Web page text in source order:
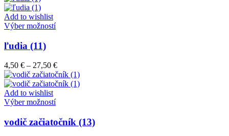
vybrať
na
Add to wishlist
Výber možnostíTento
variantov.
Možnosti
si
môžete
vybrať
na
stránke
produktu.
ľudia (11)
4,50 € – 27,50 €Price
range:
4,50 €
Add to wishlist
Výber možnostíTento
má
viacero
vodič začiatočník (13)